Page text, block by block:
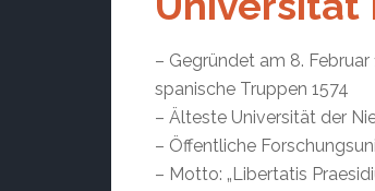
– Gegründet am 8.
spanische Truppen 1574
– Älteste Universität der
– Öffentliche
– Motto: „Libertatis